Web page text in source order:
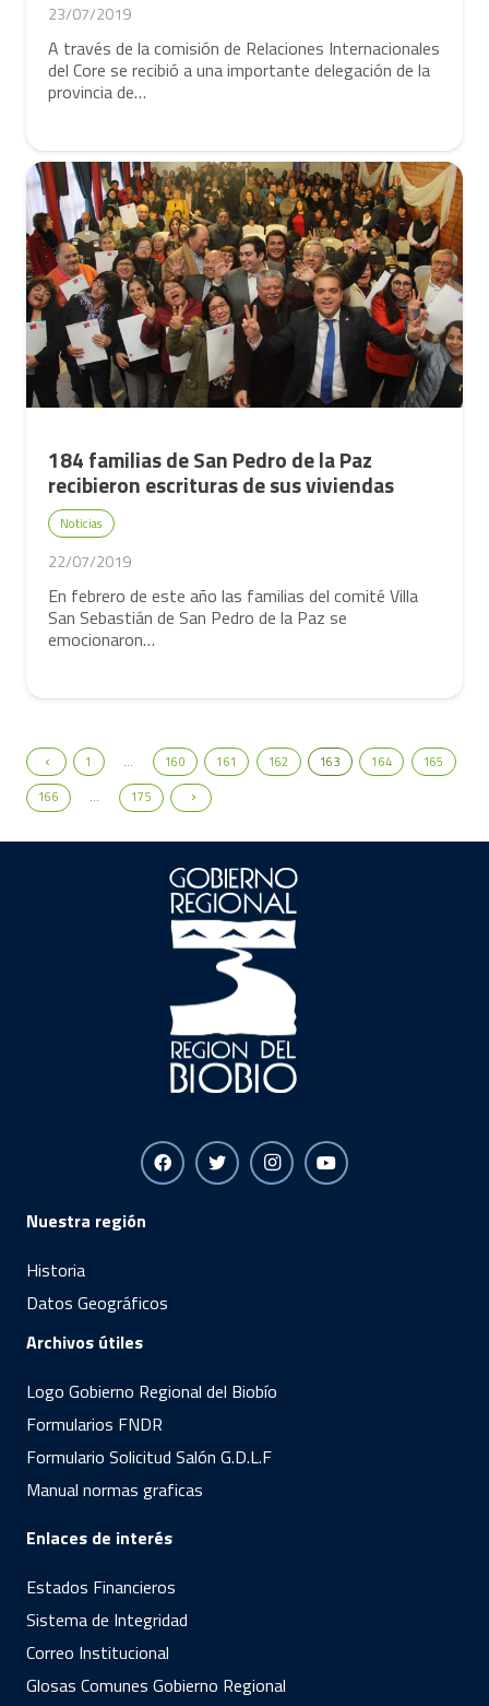
23/07/2019
A través de la comisión de Relaciones Internacionales
del Core se recibió a una importante delegación de la
provincia de…
184 familias de San Pedro de la Paz
recibieron escrituras de sus viviendas
Noticias
22/07/2019
En febrero de este año las familias del comité Villa
San Sebastián de San Pedro de la Paz se
emocionaron…
1 … 160 161 162 163 164 165
166 … 175
Nuestra región
Historia
Datos Geográficos
Archivos útiles
Logo Gobierno Regional del Biobío
Formularios FNDR
Formulario Solicitud Salón G.D.L.F
Manual normas graficas
Enlaces de interés
Estados Financieros
Sistema de Integridad
Correo Institucional
Glosas Comunes Gobierno Regional